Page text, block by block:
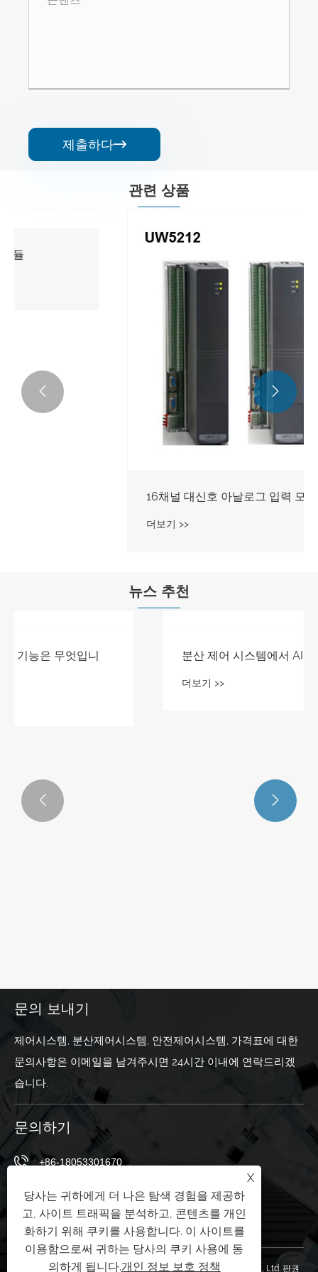
제출하다
관련 상품
 
뉴스 추천
 
문의 보내기
제어시스템, 분산제어시스템, 안전제어시스템, 가격표에 대한
문의사항은 이메일을 남겨주시면 24시간 이내에 연락드리겠
습니다.
문의하기
+86-18053301670
ella@chuwntek.com
중국 산둥성 쯔보시 장뎬구 산잉로 69번지
저작권 © 2024 Shandong Youwen Automation Engineering Co., Ltd. 판권
X
당사는 귀하에게 더 나은 탐색 경험을 제공하
고, 사이트 트래픽을 분석하고, 콘텐츠를 개인
화하기 위해 쿠키를 사용합니다. 이 사이트를
이용함으로써 귀하는 당사의 쿠키 사용에 동
의하게 됩니다.개인 정보 보호 정책